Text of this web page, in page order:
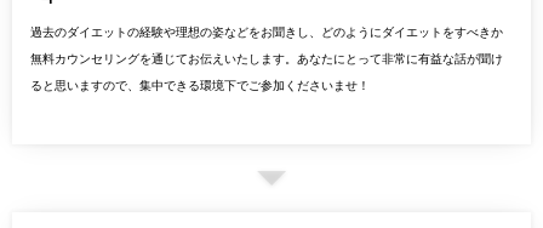
過去のダイエットの経験や理想の姿などをお聞きし、どのようにダイエットをすべきか
無料カウンセリングを通じてお伝えいたします。あなたにとって非常に有益な話が聞け
ると思いますので、集中できる環境下でご参加くださいませ！